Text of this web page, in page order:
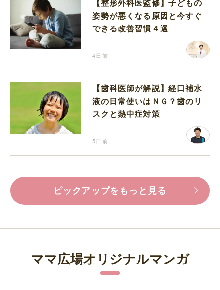
【整形外科医監修】子どもの
姿勢が悪くなる原因と今すぐ
できる改善習慣４選
4日前
【歯科医師が解説】経口補水
液の日常使いはＮＧ？歯のリ
スクと熱中症対策
5日前
ピックアップをもっと見る
ママ広場オリジナルマンガ